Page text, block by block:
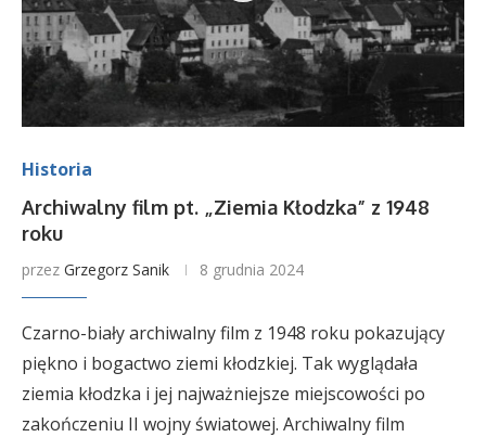
Historia
Archiwalny film pt. „Ziemia Kłodzka” z 1948
roku
przez Grzegorz Sanik 8 grudnia 2024
Czarno-biały archiwalny film z 1948 roku pokazujący
piękno i bogactwo ziemi kłodzkiej. Tak wyglądała
ziemia kłodzka i jej najważniejsze miejscowości po
zakończeniu II wojny światowej. Archiwalny film